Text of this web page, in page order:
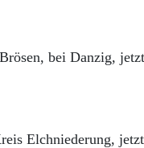
bei Danzig,
Elchniederung,